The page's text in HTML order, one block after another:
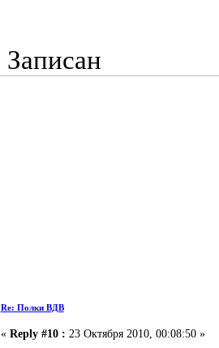
Записан
Re: Полки ВДВ
« Reply #10 : 23 Октября 2010, 00:08:50 »